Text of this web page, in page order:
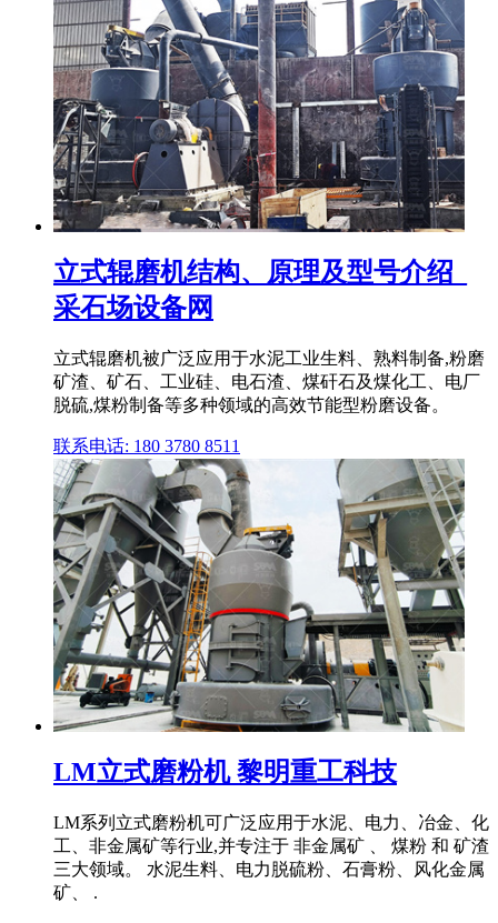
立式辊磨机结构、原理及型号介绍_
采石场设备网
立式辊磨机被广泛应用于水泥工业生料、熟料制备,粉磨
矿渣、矿石、工业硅、电石渣、煤矸石及煤化工、电厂
脱硫,煤粉制备等多种领域的高效节能型粉磨设备。
联系电话: 180 3780 8511
LM立式磨粉机 黎明重工科技
LM系列立式磨粉机可广泛应用于水泥、电力、冶金、化
工、非金属矿等行业,并专注于 非金属矿 、 煤粉 和 矿渣
三大领域。 水泥生料、电力脱硫粉、石膏粉、风化金属
矿、 .